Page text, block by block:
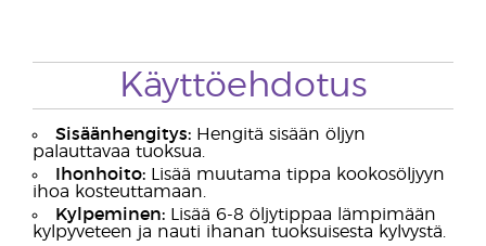
Käyttöehdotus
Sisäänhengitys: Hengitä sisään öljyn
palauttavaa tuoksua.
Ihonhoito: Lisää muutama tippa kookosöljyyn
ihoa kosteuttamaan.
Kylpeminen: Lisää 6-8 öljytippaa lämpimään
kylpyveteen ja nauti ihanan tuoksuisesta kylvystä.